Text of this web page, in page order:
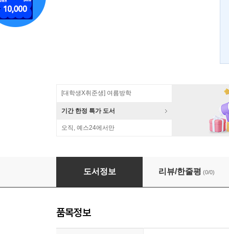
[대학생X취준생] 여름방학
기간 한정 특가 도서
오직, 예스24에서만
프로 오브젝티브-C 디자인 패턴
도서정보 리뷰/한줄평 (0/0)
품목정보